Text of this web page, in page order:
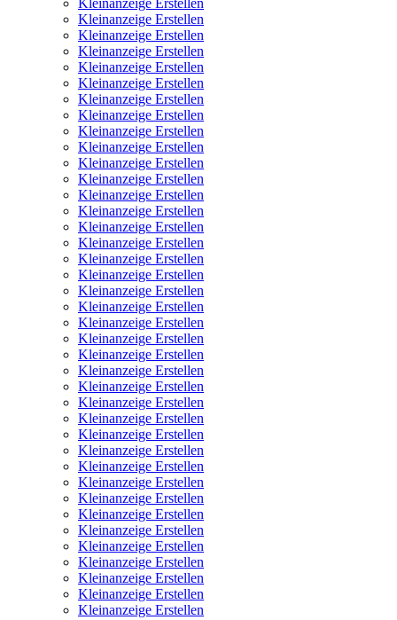
Kleinanzeige Erstellen
Kleinanzeige Erstellen
Kleinanzeige Erstellen
Kleinanzeige Erstellen
Kleinanzeige Erstellen
Kleinanzeige Erstellen
Kleinanzeige Erstellen
Kleinanzeige Erstellen
Kleinanzeige Erstellen
Kleinanzeige Erstellen
Kleinanzeige Erstellen
Kleinanzeige Erstellen
Kleinanzeige Erstellen
Kleinanzeige Erstellen
Kleinanzeige Erstellen
Kleinanzeige Erstellen
Kleinanzeige Erstellen
Kleinanzeige Erstellen
Kleinanzeige Erstellen
Kleinanzeige Erstellen
Kleinanzeige Erstellen
Kleinanzeige Erstellen
Kleinanzeige Erstellen
Kleinanzeige Erstellen
Kleinanzeige Erstellen
Kleinanzeige Erstellen
Kleinanzeige Erstellen
Kleinanzeige Erstellen
Kleinanzeige Erstellen
Kleinanzeige Erstellen
Kleinanzeige Erstellen
Kleinanzeige Erstellen
Kleinanzeige Erstellen
Kleinanzeige Erstellen
Kleinanzeige Erstellen
Kleinanzeige Erstellen
Kleinanzeige Erstellen
Kleinanzeige Erstellen